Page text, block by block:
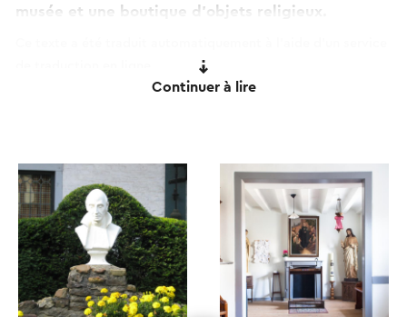
musée et une boutique d'objets religieux.
Continuer à lire